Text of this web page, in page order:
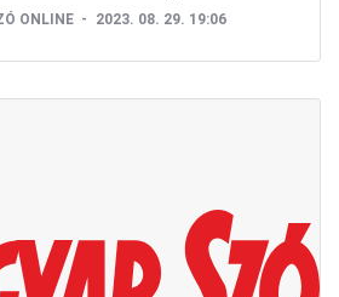
ONLINE 2023. 08. 29. 19:06